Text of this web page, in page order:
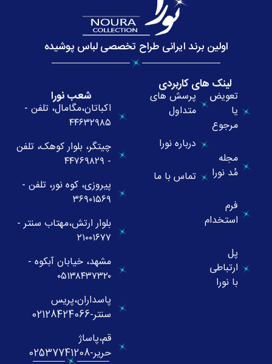
اولین برند ایرانی طراح تخصصی لباس پوشیده
لینک های کاربردی
تعویض
یا
مرجوع
مجله
مُد نورا
فرم
استخدام
پل
ارتباطی
با نورا
پرسش های
متداول
درباره نورا
تماس با ما
شعب نورا
اکباتان،مگامال، تلفن -
۴۴۶۳۲۹۸۵
چیتگر، بلوار کوهک، تلفن
- ۴۴۷۶۹۸۲۹
پیروزی، کوه نور، تلفن -
۳۶۹۰۱۵۶۹
بلوار ارتش،مهتاب سنتر -
۲۱۰۰۱۶۷۷
مشهد، خیابان آبکوه -
۰۵۱۳۸۴۳۷۳۲۰
پاسداران،پریس
سنتر-02128424066
قم،پاساژ
حریر-02537741208